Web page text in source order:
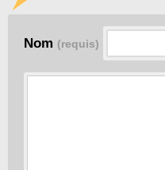
Nom (requis)